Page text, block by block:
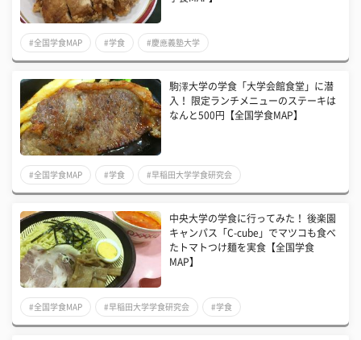
#全国学食MAP #学食 #慶應義塾大学
駒澤大学の学食「大学会館食堂」に潜
入！ 限定ランチメニューのステーキは
なんと500円【全国学食MAP】
#全国学食MAP #学食 #早稲田大学学食研究会
中央大学の学食に行ってみた！ 後楽園
キャンパス「C-cube」でマツコも食べ
たトマトつけ麺を実食【全国学食
MAP】
#全国学食MAP #早稲田大学学食研究会 #学食